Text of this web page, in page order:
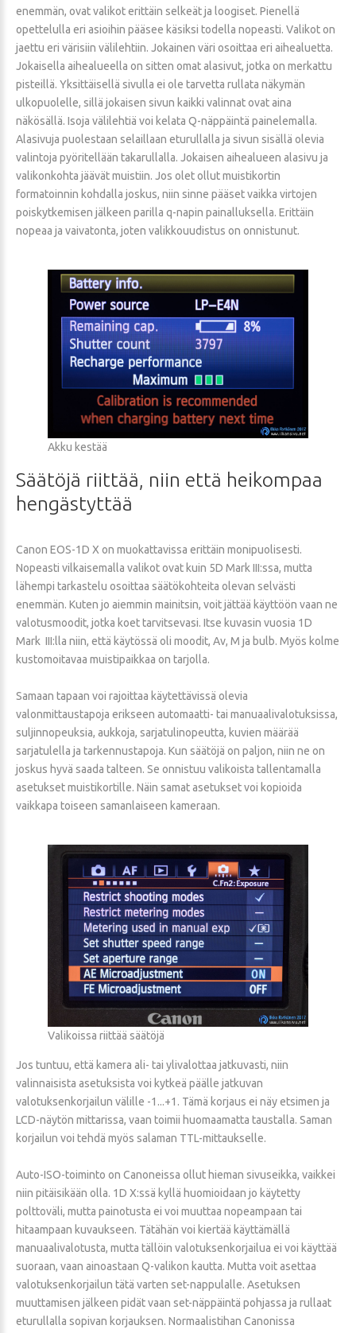
enemmän, ovat valikot erittäin selkeät ja loogiset. Pienellä
opettelulla eri asioihin pääsee käsiksi todella nopeasti. Valikot on
jaettu eri värisiin välilehtiin. Jokainen väri osoittaa eri aihealuetta.
Jokaisella aihealueella on sitten omat alasivut, jotka on merkattu
pisteillä. Yksittäisellä sivulla ei ole tarvetta rullata näkymän
ulkopuolelle, sillä jokaisen sivun kaikki valinnat ovat aina
näkösällä. Isoja välilehtiä voi kelata Q-näppäintä painelemalla.
Alasivuja puolestaan selaillaan eturullalla ja sivun sisällä olevia
valintoja pyöritellään takarullalla. Jokaisen aihealueen alasivu ja
valikonkohta jäävät muistiin. Jos olet ollut muistikortin
formatoinnin kohdalla joskus, niin sinne pääset vaikka virtojen
poiskytkemisen jälkeen parilla q-napin painalluksella. Erittäin
nopeaa ja vaivatonta, joten valikkouudistus on onnistunut.
Akku kestää
Säätöjä riittää, niin että heikompaa
hengästyttää
Canon EOS-1D X on muokattavissa erittäin monipuolisesti.
Nopeasti vilkaisemalla valikot ovat kuin 5D Mark III:ssa, mutta
lähempi tarkastelu osoittaa säätökohteita olevan selvästi
enemmän. Kuten jo aiemmin mainitsin, voit jättää käyttöön vaan ne
valotusmoodit, jotka koet tarvitsevasi. Itse kuvasin vuosia 1D
Mark III:lla niin, että käytössä oli moodit, Av, M ja bulb. Myös kolme
kustomoitavaa muistipaikkaa on tarjolla.
Samaan tapaan voi rajoittaa käytettävissä olevia
valonmittaustapoja erikseen automaatti- tai manuaalivalotuksissa,
suljinnopeuksia, aukkoja, sarjatulinopeutta, kuvien määrää
sarjatulella ja tarkennustapoja. Kun säätöjä on paljon, niin ne on
joskus hyvä saada talteen. Se onnistuu valikoista tallentamalla
asetukset muistikortille. Näin samat asetukset voi kopioida
vaikkapa toiseen samanlaiseen kameraan.
Valikoissa riittää säätöjä
Jos tuntuu, että kamera ali- tai ylivalottaa jatkuvasti, niin
valinnaisista asetuksista voi kytkeä päälle jatkuvan
valotuksenkorjailun välille -1...+1. Tämä korjaus ei näy etsimen ja
LCD-näytön mittarissa, vaan toimii huomaamatta taustalla. Saman
korjailun voi tehdä myös salaman TTL-mittaukselle.
Auto-ISO-toiminto on Canoneissa ollut hieman sivuseikka, vaikkei
niin pitäisikään olla. 1D X:ssä kyllä huomioidaan jo käytetty
polttoväli, mutta painotusta ei voi muuttaa nopeampaan tai
hitaampaan kuvaukseen. Tätähän voi kiertää käyttämällä
manuaalivalotusta, mutta tällöin valotuksenkorjailua ei voi käyttää
suoraan, vaan ainoastaan Q-valikon kautta. Mutta voit asettaa
valotuksenkorjailun tätä varten set-nappulalle. Asetuksen
muuttamisen jälkeen pidät vaan set-näppäintä pohjassa ja rullaat
eturullalla sopivan korjauksen. Normaalistihan Canonissa